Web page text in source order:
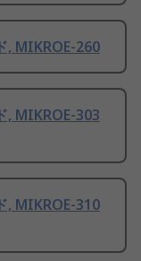
, MIKROE-260
, MIKROE-303
, MIKROE-310